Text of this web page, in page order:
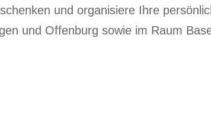
und organisiere Ihre
und Offenburg sowie im Raum